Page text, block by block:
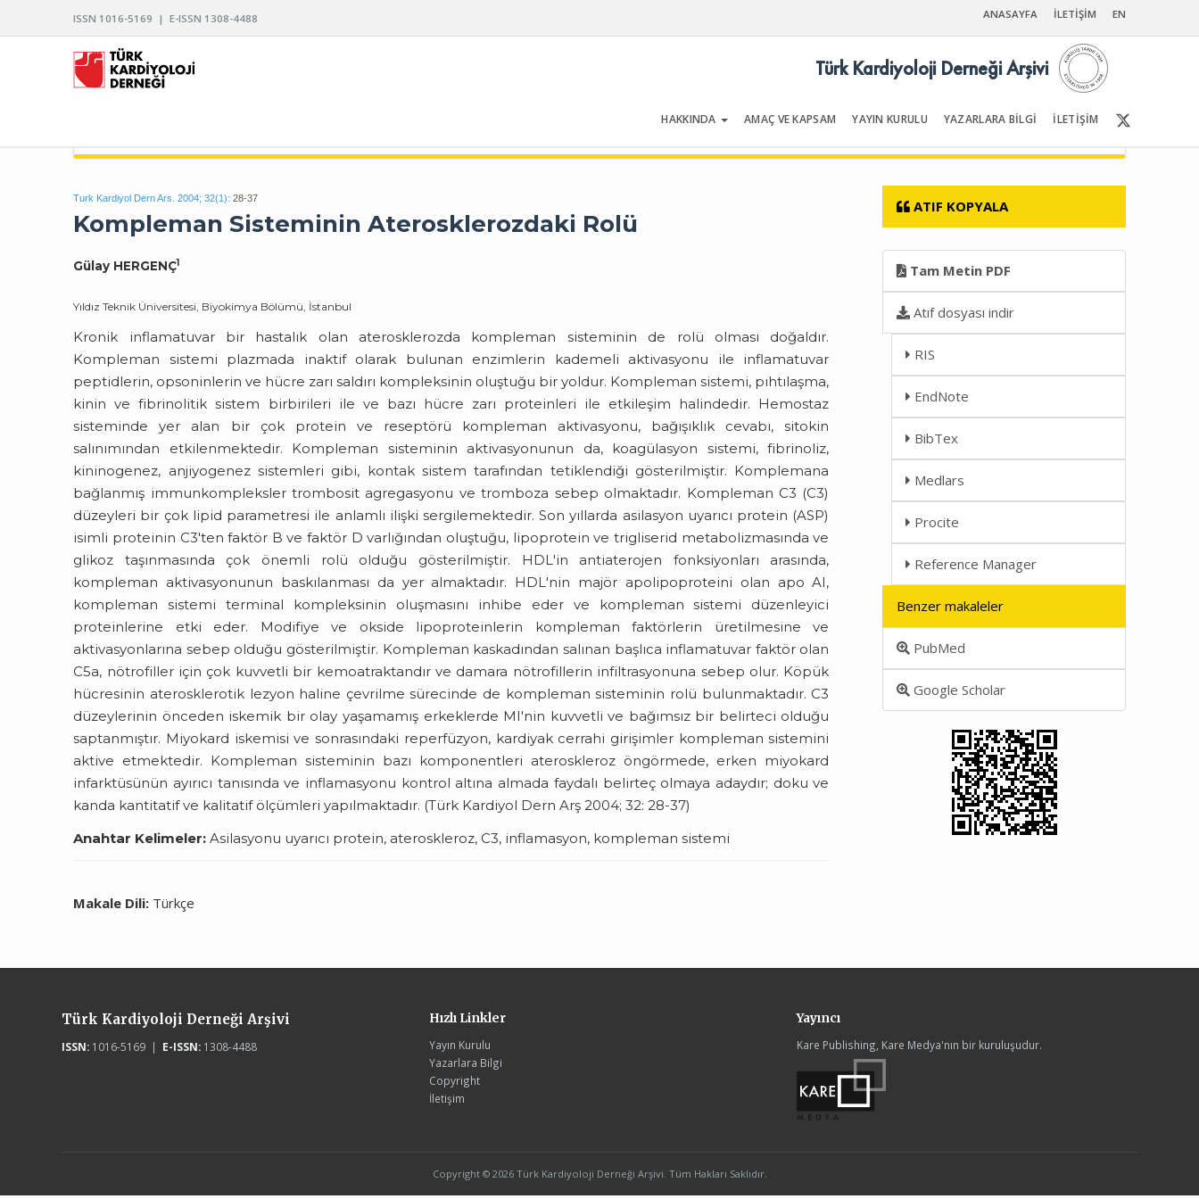
ISSN 1016-5169 | E-ISSN 1308-4488 ANASAYFA İLETİŞİM EN
HAKKINDA AMAÇ VE KAPSAM YAYIN KURULU YAZARLARA BİLGİ İLETİŞİM
Türk Kardiyoloji Derneği Arşivi
Turk Kardiyol Dern Ars. 2004; 32(1): 28-37
Kompleman Sisteminin Aterosklerozdaki Rolü
Gülay HERGENÇ1
Yıldız Teknik Üniversitesi, Biyokimya Bölümü, İstanbul
Kronik inflamatuvar bir hastalık olan aterosklerozda kompleman sisteminin de rolü olması doğaldır.
Kompleman sistemi plazmada inaktif olarak bulunan enzimlerin kademeli aktivasyonu ile inflamatuvar
peptidlerin, opsoninlerin ve hücre zarı saldırı kompleksinin oluştuğu bir yoldur. Kompleman sistemi, pıhtılaşma,
kinin ve fibrinolitik sistem birbirileri ile ve bazı hücre zarı proteinleri ile etkileşim halindedir. Hemostaz
sisteminde yer alan bir çok protein ve reseptörü kompleman aktivasyonu, bağışıklık cevabı, sitokin
salınımından etkilenmektedir. Kompleman sisteminin aktivasyonunun da, koagülasyon sistemi, fibrinoliz,
kininogenez, anjiyogenez sistemleri gibi, kontak sistem tarafından tetiklendiği gösterilmiştir. Komplemana
bağlanmış immunkompleksler trombosit agregasyonu ve tromboza sebep olmaktadır. Kompleman C3 (C3)
düzeyleri bir çok lipid parametresi ile anlamlı ilişki sergilemektedir. Son yıllarda asilasyon uyarıcı protein (ASP)
isimli proteinin C3'ten faktör B ve faktör D varlığından oluştuğu, lipoprotein ve trigliserid metabolizmasında ve
glikoz taşınmasında çok önemli rolü olduğu gösterilmiştir. HDL'in antiaterojen fonksiyonları arasında,
kompleman aktivasyonunun baskılanması da yer almaktadır. HDL'nin majör apolipoproteini olan apo AI,
kompleman sistemi terminal kompleksinin oluşmasını inhibe eder ve kompleman sistemi düzenleyici
proteinlerine etki eder. Modifiye ve okside lipoproteinlerin kompleman faktörlerin üretilmesine ve
aktivasyonlarına sebep olduğu gösterilmiştir. Kompleman kaskadından salınan başlıca inflamatuvar faktör olan
C5a, nötrofiller için çok kuvvetli bir kemoatraktandır ve damara nötrofillerin infiltrasyonuna sebep olur. Köpük
hücresinin aterosklerotik lezyon haline çevrilme sürecinde de kompleman sisteminin rolü bulunmaktadır. C3
düzeylerinin önceden iskemik bir olay yaşamamış erkeklerde MI'nin kuvvetli ve bağımsız bir belirteci olduğu
saptanmıştır. Miyokard iskemisi ve sonrasındaki reperfüzyon, kardiyak cerrahi girişimler kompleman sistemini
aktive etmektedir. Kompleman sisteminin bazı komponentleri ateroskleroz öngörmede, erken miyokard
infarktüsünün ayırıcı tanısında ve inflamasyonu kontrol altına almada faydalı belirteç olmaya adaydır; doku ve
kanda kantitatif ve kalitatif ölçümleri yapılmaktadır. (Türk Kardiyol Dern Arş 2004; 32: 28-37)
Anahtar Kelimeler: Asilasyonu uyarıcı protein, ateroskleroz, C3, inflamasyon, kompleman sistemi
Makale Dili: Türkçe
ATIF KOPYALA
Tam Metin PDF
Atıf dosyası indir
RIS
EndNote
BibTex
Medlars
Procite
Reference Manager
Benzer makaleler
PubMed
Google Scholar
Türk Kardiyoloji Derneği Arşivi
ISSN:1016-5169 | E-ISSN:1308-4488
Hızlı Linkler
Yayın Kurulu
Yazarlara Bilgi
Copyright
İletişim
Yayıncı
Kare Publishing, Kare Medya'nın bir kuruluşudur.
Copyright © 2026 Türk Kardiyoloji Derneği Arşivi. Tüm Hakları Saklıdır.